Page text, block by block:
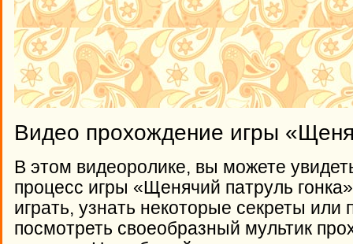
Видео прохождение игры
В этом видеоролике, вы можете
процесс игры «Щенячий патруль
играть, узнать некоторые секреты или
посмотреть своеобразный мультик